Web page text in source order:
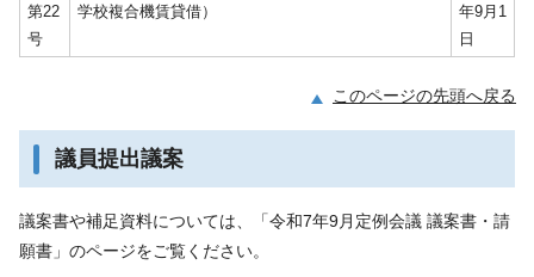
第22
号
学校複合機賃貸借）
年9月1
日
このページの先頭へ戻る
議員提出議案
議案書や補足資料については、「令和7年9月定例会議 議案書・請
願書」のページをご覧ください。